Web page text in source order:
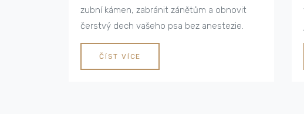
zubní kámen, zabránit zánětům a obnovit
čerstvý dech vašeho psa bez anestezie.
ČÍST VÍCE